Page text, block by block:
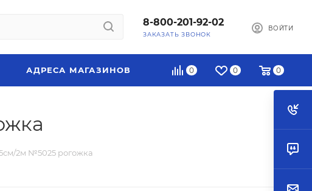
8-800-201-92-02
ЗАКАЗАТЬ ЗВОНОК
ВОЙТИ
0 0 0
АДРЕСА МАГАЗИНОВ
2м №5025 рогожка